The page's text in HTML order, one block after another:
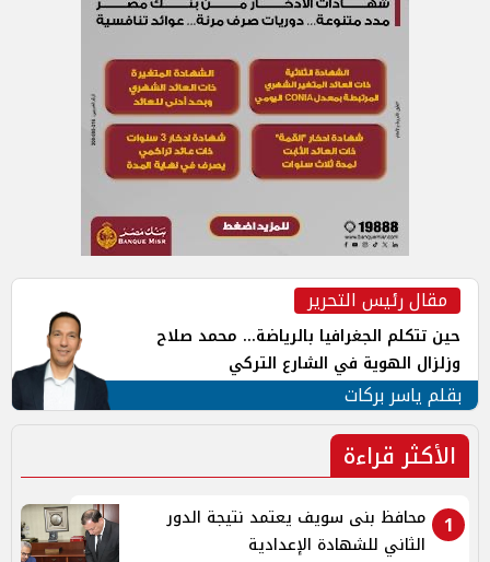
مقال رئيس التحرير
حين تتكلم الجغرافيا بالرياضة... محمد صلاح
وزلزال الهوية في الشارع التركي
بقلم ياسر بركات
الأكثر قراءة
1
محافظ بنى سويف يعتمد نتيجة الدور
الثاني للشهادة الإعدادية